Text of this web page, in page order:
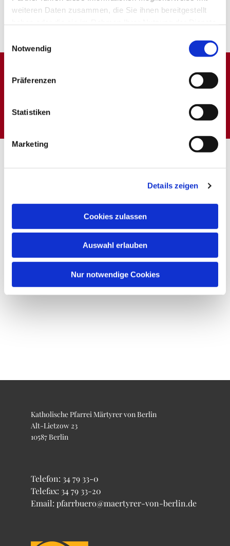
weiteren Daten zusammen, die Sie ihnen bereitgestellt
Notwendig
Präferenzen
Statistiken
Marketing
Details zeigen
Cookies zulassen
Auswahl erlauben
Nur notwendige Cookies
Dies könnte Sie auch
Katholische Pfarrei Märtyrer von Berlin
Alt-Lietzow 23
10587 Berlin
Telefon: 34 79 33-0
Telefax: 34 79 33-20
Email: pfarrbuero@maertyrer-von-berlin.de